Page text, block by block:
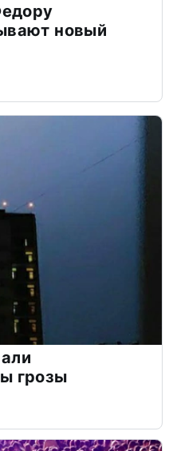
новый
грозы